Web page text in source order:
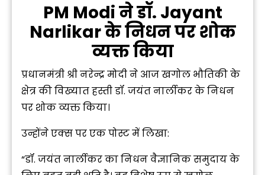
PM Modi ने डॉ. Jayant
Narlikar के निधन पर शोक
व्यक्त किया
प्रधानमंत्री श्री नरेन्द्र मोदी ने आज खगोल भौतिकी के
क्षेत्र की विख्यात हस्ती डॉ. जयंत नार्लीकर के निधन
पर शोक व्यक्त किया।
उन्होंने एक्स पर एक पोस्ट में लिखा:
“डॉ. जयंत नार्लीकर का निधन वैज्ञानिक समुदाय के